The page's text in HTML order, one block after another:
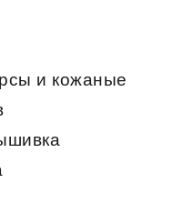
и кожаные